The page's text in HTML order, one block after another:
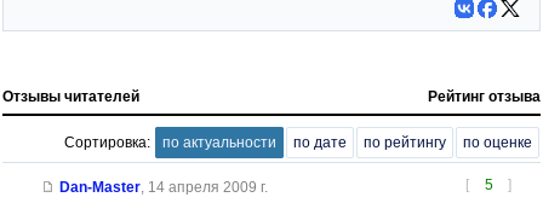
Отзывы читателей Рейтинг отзыва
Сортировка: по актуальности по дате по рейтингу по оценке
[ 5 ]
Dan-Master, 14 апреля 2009 г.